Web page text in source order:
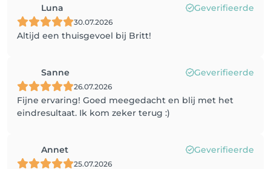
Luna Geverifieerde
30.07.2026
Altijd een thuisgevoel bij Britt!
Sanne Geverifieerde
26.07.2026
Fijne ervaring! Goed meegedacht en blij met het
eindresultaat. Ik kom zeker terug :)
Annet Geverifieerde
25.07.2026